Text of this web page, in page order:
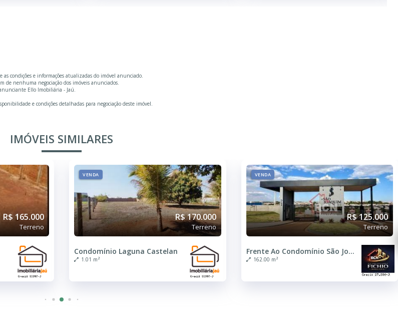
condições e informações atualizadas do imóvel anunciado.
de nenhuma negociação dos imóveis anunciados.
Ello Imobiliária - Jaú.
e condições detalhadas para negociação deste imóvel.
IMÓVEIS SIMILARES
R$ 165.000
Terreno
VENDA
R$ 170.000
Terreno
Condomínio Laguna Castelan
1.01 m²
VENDA
R$ 125.000
Terreno
Frente Ao Condomínio São Joaquim
162.00 m²